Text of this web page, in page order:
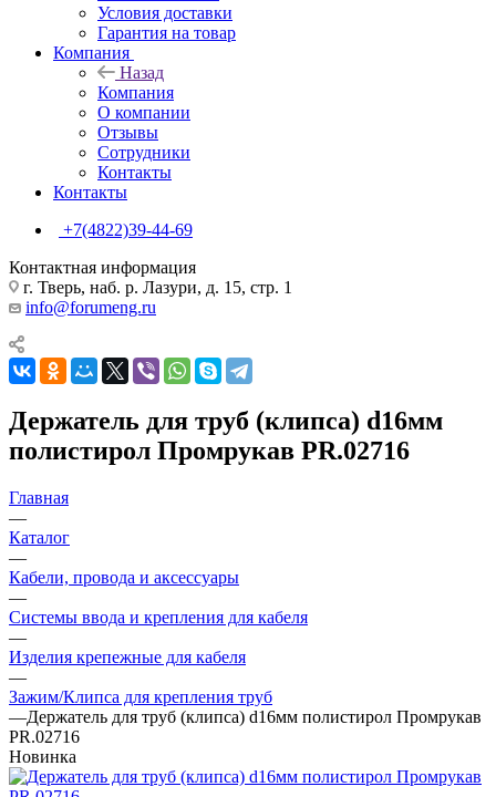
Условия доставки
Гарантия на товар
Компания
Назад
Компания
О компании
Отзывы
Сотрудники
Контакты
Контакты
+7(4822)39-44-69
Контактная информация
г. Тверь, наб. р. Лазури, д. 15, стр. 1
info@forumeng.ru
Держатель для труб (клипса) d16мм
полистирол Промрукав PR.02716
Главная
—
Каталог
—
Кабели, провода и аксессуары
—
Системы ввода и крепления для кабеля
—
Изделия крепежные для кабеля
—
Зажим/Клипса для крепления труб
—Держатель для труб (клипса) d16мм полистирол Промрукав
PR.02716
Новинка